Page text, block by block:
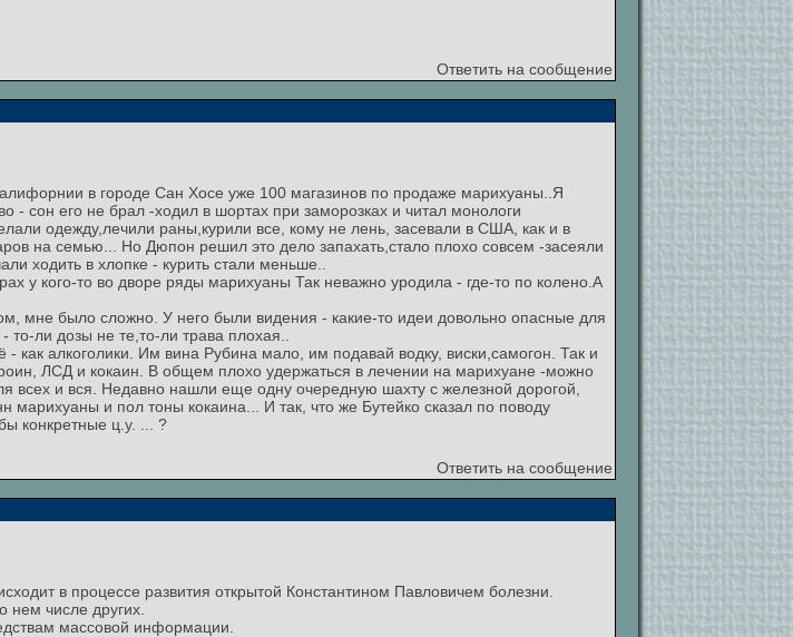
Ответить на сообщение
в городе Сан Хосе уже 100 магазинов по продаже марихуаны..Я
- сон его не брал -ходил в шортах при заморозках и читал монологи
одежду,лечили раны,курили все, кому не лень, засевали в США, как и в
на семью... Но Дюпон решил это дело запахать,стало плохо совсем -засеяли
ходить в хлопке - курить стали меньше..
у кого-то во дворе ряды марихуаны Так неважно уродила - где-то по колено.А
мне было сложно. У него были видения - какие-то идеи довольно опасные для
ли дозы не те,то-ли трава плохая..
алкоголики. Им вина Рубина мало, им подавай водку, виски,самогон. Так и
ЛСД и кокаин. В общем плохо удержаться в лечении на марихуане -можно
всех и вся. Недавно нашли еще одну очередную шахту с железной дорогой,
и пол тоны кокаина... И так, что же Бутейко сказал по поводу
конкретные ц.у. ... ?
Ответить на сообщение
в процессе развития открытой Константином Павловичем болезни.
нем числе других.
массовой информации.